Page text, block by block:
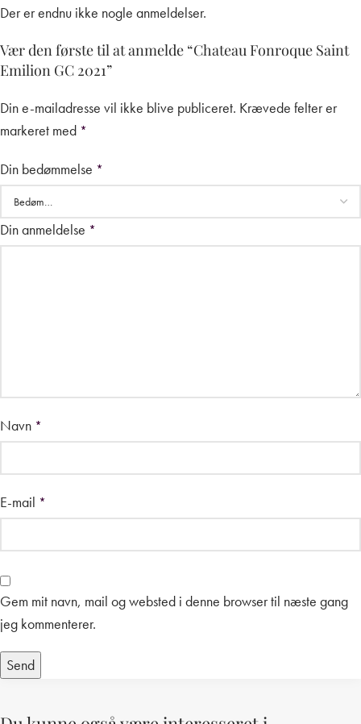
Der er endnu ikke nogle anmeldelser.
Vær den første til at anmelde “Chateau Fonroque Saint
Emilion GC 2021”
Din e-mailadresse vil ikke blive publiceret. Krævede felter er
markeret med *
Din bedømmelse *
Din anmeldelse *
Navn *
E-mail *
Gem mit navn, mail og websted i denne browser til næste gang
jeg kommenterer.